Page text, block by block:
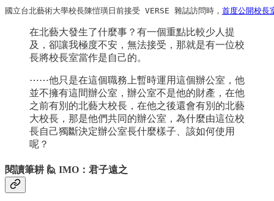
國立台北藝術大學校長陳愷璜日前接受 VERSE 雜誌訪問時， 首度公開校長
在北藝大發生了什麼事？有一個重點比較少人提
及，卻讓我極度不安，無法接受，那就是有一位校
長將校長室當作是自己的。
⋯⋯他只是在這個職務上暫時運用這個辦公室，他
並不擁有這間辦公室，辦公室不是他的財產，在他
之前有別的北藝大校長，在他之後還會有別的北藝
大校長，那是他們共同的辦公室，為什麼由這位校
長自己獨斷決定辦公室長什麼樣子、該如何使用
呢？
閱讀筆耕 🙋 IMO：君子遠之